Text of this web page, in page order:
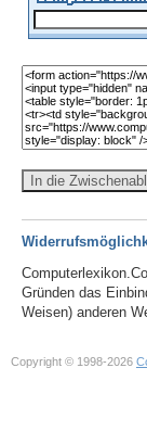
In die
Gründen das
Weisen) anderen
Copyright © 1998-2026